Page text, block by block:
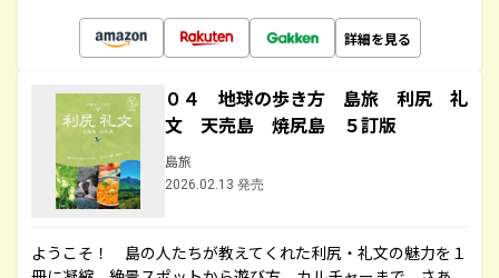
詳細を見る
０４ 地球の歩き方 島旅 利尻 礼
文 天売島 焼尻島 ５訂版
島旅
2026.02.13 発売
ようこそ！ 島の人たちが教えてくれた利尻・礼文の魅力を１